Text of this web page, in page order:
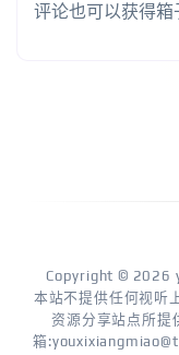
评论也可以获得箱
Copyright © 2026
本站不提供任何视听
资源分享站点所提
箱